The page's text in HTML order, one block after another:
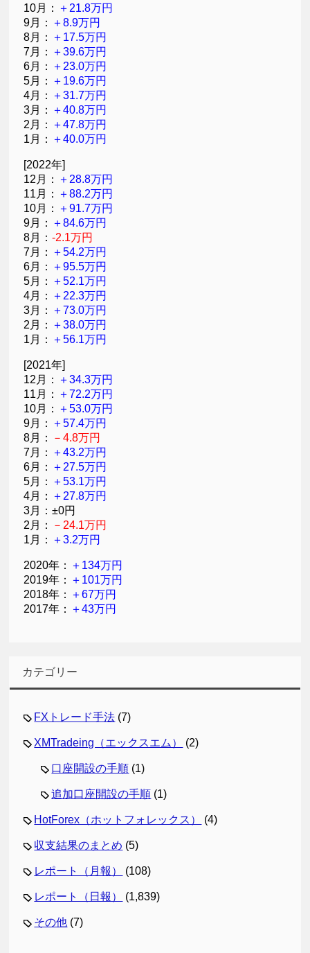
10月： ＋21.8万円
9月： ＋8.9万円
8月： ＋17.5万円
7月： ＋39.6万円
6月： ＋23.0万円
5月： ＋19.6万円
4月： ＋31.7万円
3月： ＋40.8万円
2月： ＋47.8万円
1月： ＋40.0万円
[2022年]
12月： ＋28.8万円
11月： ＋88.2万円
10月： ＋91.7万円
9月： ＋84.6万円
8月：-2.1万円
7月： ＋54.2万円
6月： ＋95.5万円
5月： ＋52.1万円
4月： ＋22.3万円
3月： ＋73.0万円
2月： ＋38.0万円
1月： ＋56.1万円
[2021年]
12月： ＋34.3万円
11月： ＋72.2万円
10月： ＋53.0万円
9月： ＋57.4万円
8月：
－4.8万円
7月： ＋43.2万円
6月： ＋27.5万円
5月： ＋53.1万円
4月： ＋27.8万円
3月：±0円
2月：
－24.1万円
1月： ＋3.2万円
2020年： ＋134万円
2019年： ＋101万円
2018年： ＋67万円
2017年： ＋43万円
カテゴリー
FXトレード手法 (7)
XMTradeing（エックスエム） (2)
口座開設の手順 (1)
追加口座開設の手順 (1)
HotForex（ホットフォレックス） (4)
収支結果のまとめ (5)
レポート（月報） (108)
レポート（日報） (1,839)
その他 (7)